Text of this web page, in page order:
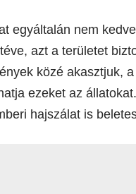
egyáltalán nem
azt a területet
közé akasztjuk,
ezeket az
hajszálat is